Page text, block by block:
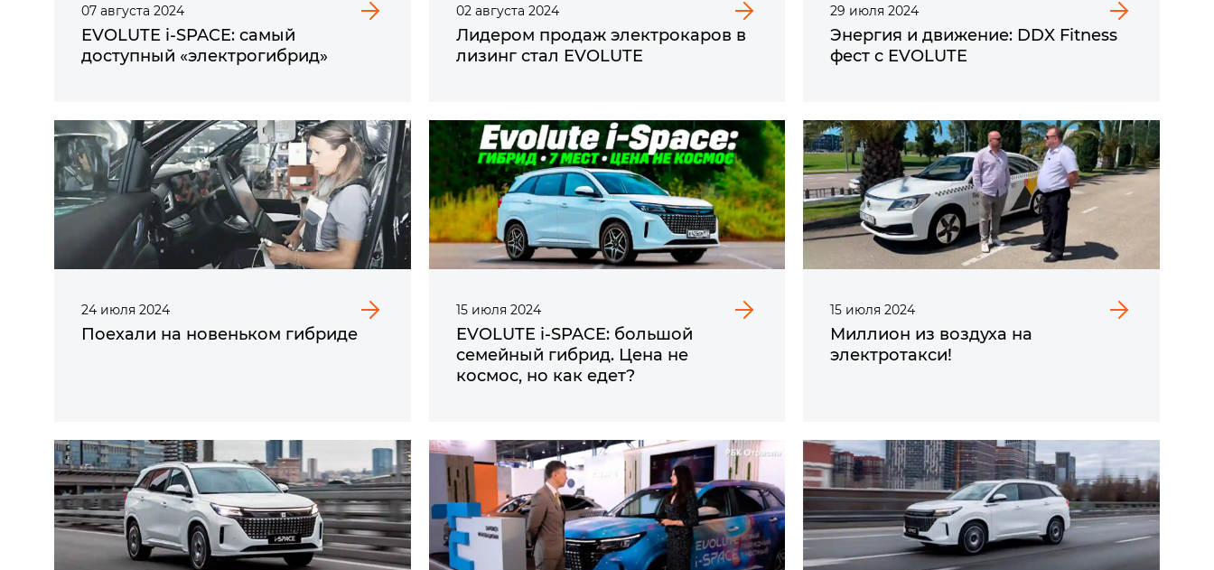
07 августа 2024
EVOLUTE i‑SPACE: самый
доступный «электрогибрид»
02 августа 2024
Лидером продаж электрокаров в
лизинг стал EVOLUTE
29 июля 2024
Энергия и движение: DDX Fitness
фест с EVOLUTE
24 июля 2024
Поехали на новеньком гибриде
15 июля 2024
EVOLUTE i‑SPACE: большой
семейный гибрид. Цена не
космос, но как едет?
15 июля 2024
Миллион из воздуха на
электротакси!